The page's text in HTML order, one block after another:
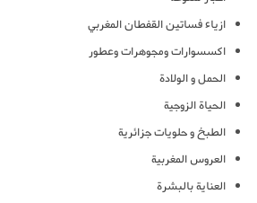
ازياء فساتين القفطان المغربي
اكسسوارات ومجوهرات وعطور
الحمل و الولادة
الحياة الزوجية
الطبخ و حلويات جزائرية
العروس المغربية
العناية بالبشرة